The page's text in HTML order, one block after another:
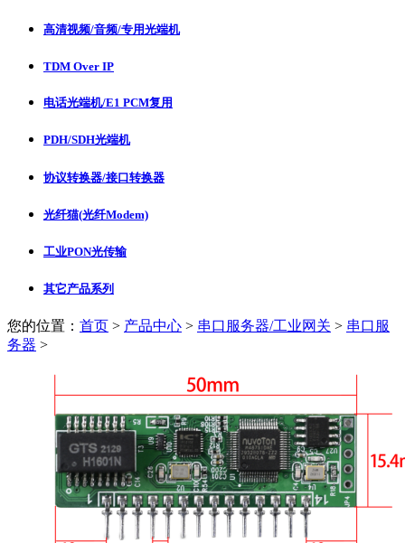
高清视频/音频/专用光端机
TDM Over IP
电话光端机/E1 PCM复用
PDH/SDH光端机
协议转换器/接口转换器
光纤猫(光纤Modem)
工业PON光传输
其它产品系列
您的位置： 首页 > 产品中心 > 串口服务器/工业网关 > 串口服
务器 >